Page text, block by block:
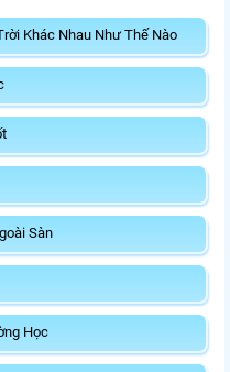
Khác Nhau Như Thế Nào
Sàn
Học